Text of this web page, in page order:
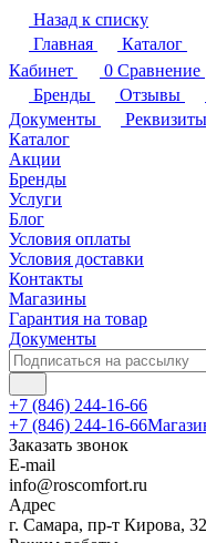
Назад к списку
Главная
Каталог
Кабинет
0 Сравнение
Бренды
Отзывы
Документы
Реквизиты
Каталог
Акции
Бренды
Услуги
Блог
Условия оплаты
Условия доставки
Контакты
Магазины
Гарантия на товар
Документы
+7 (846) 244-16-66
+7 (846) 244-16-66
Заказать звонок
E-mail
info@roscomfort.ru
Адрес
г. Самара, пр-т Кирова,